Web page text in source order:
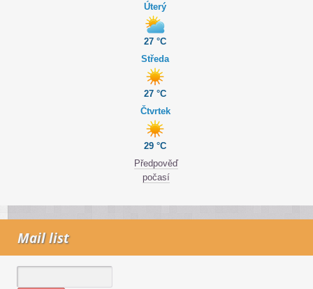
Úterý
27 °C
Středa
27 °C
Čtvrtek
29 °C
Předpověď
počasí
Mail list